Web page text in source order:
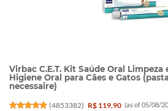
Virbac C.E.T. Kit Saúde Oral
Higiene Oral para Cães e Gatos
necessaire)
(4853382) R$ 119,90 (as of 05/08/